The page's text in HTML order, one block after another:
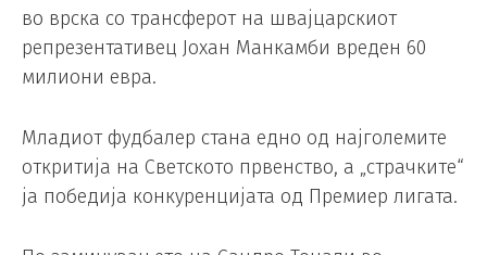
во врска со трансферот на швајцарскиот
репрезентативец Јохан Манкамби вреден 60
милиони евра.
Младиот фудбалер стана едно од најголемите
откритија на Светското првенство, а „страчките“
ја победија конкуренцијата од Премиер лигата.